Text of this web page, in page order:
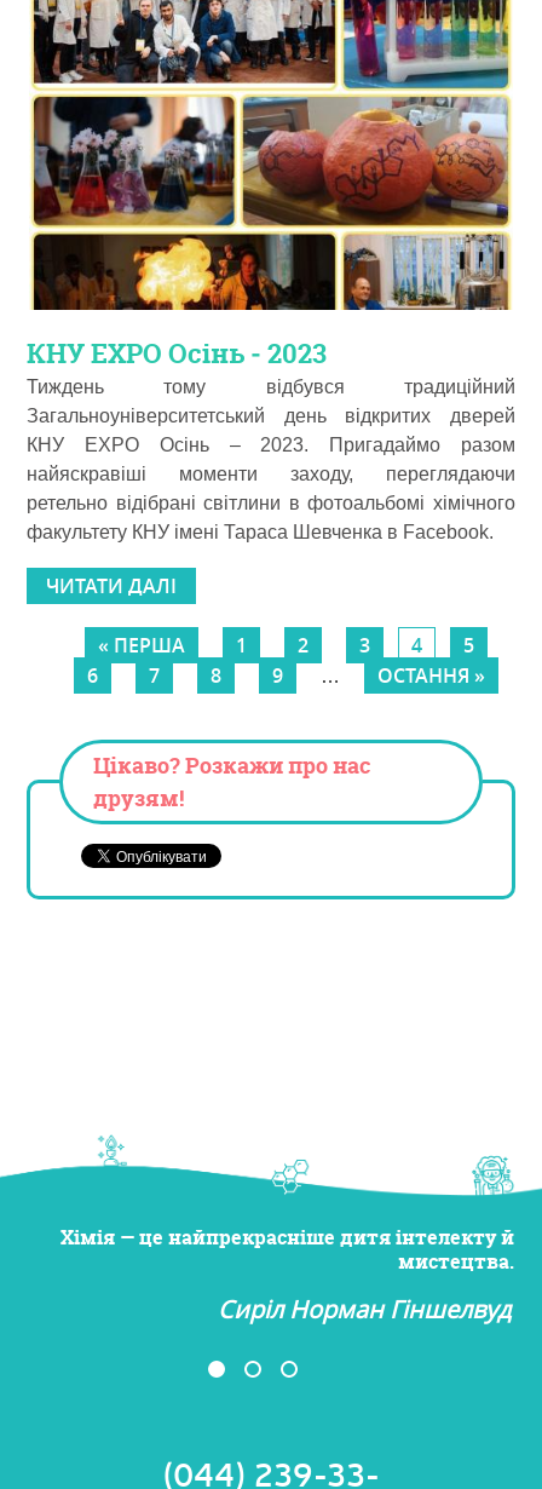
КНУ ЕХРО Осінь ‒ 2023
Тиждень тому відбувся традиційний
Загальноуніверситетський день відкритих дверей
КНУ ЕХРО Осінь ‒ 2023. Пригадаймо разом
найяскравіші моменти заходу, переглядаючи
ретельно відібрані світлини в фотоальбомі хімічного
факультету КНУ імені Тараса Шевченка в Facebook.
ЧИТАТИ ДАЛІ
Сторінки
« ПЕРША 1 2 3 4
5
6
7 8 9 … ОСТАННЯ »
Цікаво? Розкажи про нас
друзям!
Хімія — це найпрекрасніше дитя інтелекту й
мистецтва.
Сиріл Норман Гіншелвуд
(044) 239-33-